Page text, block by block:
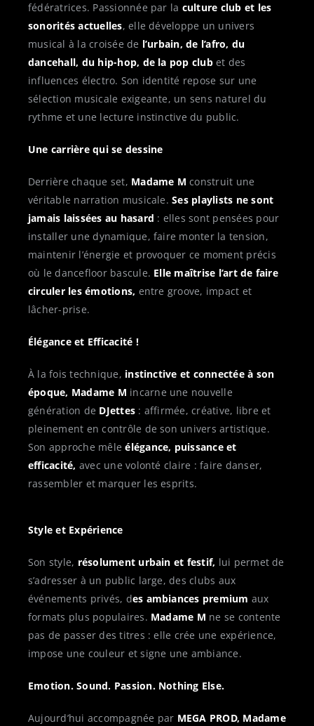
fédératrices. Passionnée par la culture club et les
sonorités actuelles, elle développe un univers
musical à la croisée de l’urbain, de l’afro, du
dancehall, du hip-hop, de la pop clubet des
influences électro. Son identité repose sur une
sélection musicale exigeante, un sens naturel du
rythme et une lecture instinctive du public.
Une carrière qui se dessine
Derrière chaque set, Madame M construit une
véritable narration musicale.Ses playlists ne sont
jamais laissées au hasard : elles sont pensées pour
installer une dynamique, faire monter la tension,
maintenir l’énergie et provoquer ce moment précis
où le dancefloor bascule. Elle maîtrise l’art de faire
circuler les émotions, entre groove, impact et
lâcher-prise.
Élégance et Efficacité !
À la fois technique, instinctive et connectée à son
époque, Madame M incarne une nouvelle
génération de DJettes : affirmée, créative, libre et
pleinement en contrôle de son univers artistique.
Son approche mêleélégance, puissance et
efficacité, avec une volonté claire : faire danser,
rassembler et marquer les esprits.
Style et Expérience
Son style, résolument urbain et festif, lui permet de
s’adresser à un public large, des clubs aux
événements privés, des ambiances premium aux
formats plus populaires. Madame M ne se contente
pas de passer des titres : elle crée une expérience,
impose une couleur et signe une ambiance.
Emotion. Sound. Passion. Nothing Else.
Aujourd’hui accompagnée par MEGA PROD, Madame